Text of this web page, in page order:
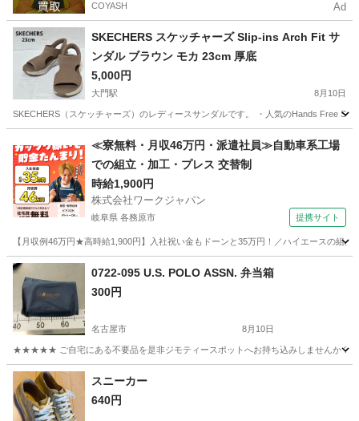
COYASH Ad
SKECHERS スケッチャーズ Slip-ins Arch Fit サ
ンダル ブラウン モカ 23cm 厚底
5,000円
大門駅 8月10日
SKECHERS（スケッチャーズ）のレディースサンダルです。 ・人気のHands Free
大門駅 靴
≪寮無料・月収46万円・派遣社員≫自動車系工場
での組立・加工・プレス 交替制
時給1,900円
株式会社ワークジャパン
岐阜県 各務原市 提携サイト
【月収例46万円★高時給1,900円】入社祝い金もドーンと35万円！／ハイエースの組
岐阜 各務原市 0722-095 U.S. POLO ASSN. 弁当箱
300円
名古屋市 8月10日
★★★★★ ご自宅にある不要品を是非ジモティースポットへお持ち込みしませんか？
愛知 名古屋市 バッグ
スニーカー
640円